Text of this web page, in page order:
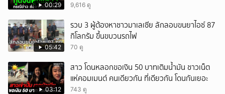
00:29 9,616 ดู
05:42
รวบ 3 ผู้ต้องหาชาวมาเลเซีย ลักลอบขนยาไอซ์ 87
กิโลกรัม ขึ้นขบวนรถไฟ
70 ดู
03:12
สาว โดนหลอกขอเงิน 50 บาทเติมน้ำมัน ชาวเน็ต
แห่คอมเมนต์ คนเดียวกัน ที่เดียวกัน โดนกันเยอะ
743 ดู